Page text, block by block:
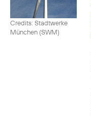
Credits: Stadtwerke
München (SWM)